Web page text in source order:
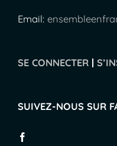
Email:
SE CONNECTER |
SUIVEZ-NOUS SUR